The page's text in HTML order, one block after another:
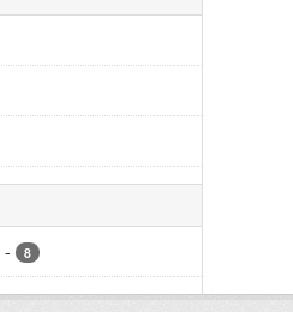
- 8